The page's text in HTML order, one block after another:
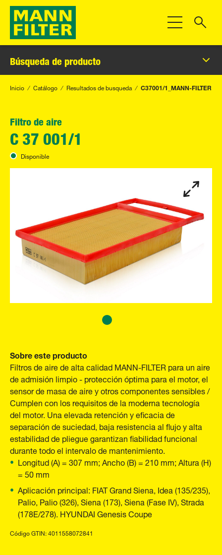
Toggle
Búsqueda de producto
Inicio Catálogo Resultados de busqueda C37001/1_MANN-FILTER
Filtro de aire
C 37 001/1
Disponible
Sobre este producto
Filtros de aire de alta calidad MANN-FILTER para un aire
de admisión limpio - protección óptima para el motor, el
sensor de masa de aire y otros componentes sensibles /
Cumplen con los requisitos de la moderna tecnología
del motor. Una elevada retención y eficacia de
separación de suciedad, baja resistencia al flujo y alta
estabilidad de pliegue garantizan fiabilidad funcional
durante todo el intervalo de mantenimiento.
Longitud (A) = 307 mm; Ancho (B) = 210 mm; Altura (H)
= 50 mm
Aplicación principal: FIAT Grand Siena, Idea (135/235),
Palio, Palio (326), Siena (173), Siena (Fase IV), Strada
(178E/278). HYUNDAI Genesis Coupe
Código GTIN: 4011558072841